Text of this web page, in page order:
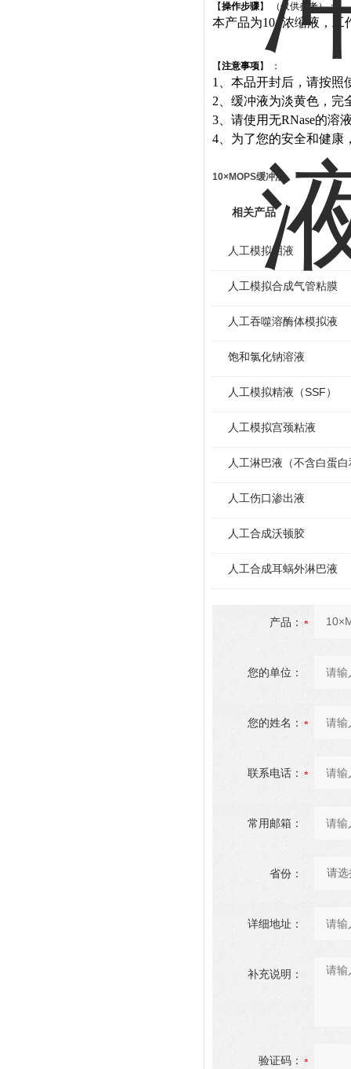
【操作步骤】 （仅供参考）：
本产品为10×浓缩液，工
【注意事项】 ：
1
、本品开封后，请按
2 、缓冲液为淡黄色，
3 、请使用无RNase的溶
4 、为了您的安全和健
10×MOPS缓冲液
相关产品
人工模拟泪液
人工模拟合成气管粘膜
人工吞噬溶酶体模拟液
饱和氯化钠溶液
人工模拟精液（SSF）
人工模拟宫颈粘液
人工淋巴液（不含白蛋
人工伤口渗出液
人工合成沃顿胶
人工合成耳蜗外淋巴液
产品：
您的单位：
您的姓名：
联系电话：
常用邮箱：
省份：
详细地址：
补充说明：
验证码：